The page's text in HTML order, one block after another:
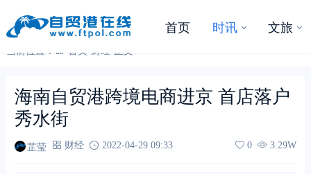
首页 时讯 文旅
当前位置： 首页 财经 正文
海南自贸港跨境电商进京 首店落户
秀水街
芷莹 财经 2022-04-29 09:33 0 3.29W